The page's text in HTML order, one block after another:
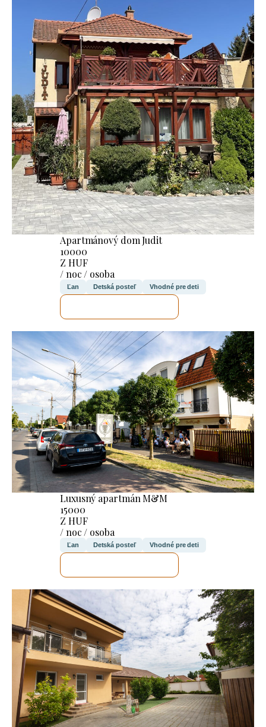
Apartmánový dom Judit
10000
Z HUF
/ noc / osoba
Ľan Detská posteľ Vhodné pre deti
Luxusný apartmán M&M
15000
Z HUF
/ noc / osoba
Ľan Detská posteľ Vhodné pre deti